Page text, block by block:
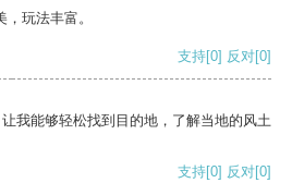
玩法丰富。
支持[0] 反对[0]
我能够轻松找到目的地，了解当地的风土
支持[0] 反对[0]